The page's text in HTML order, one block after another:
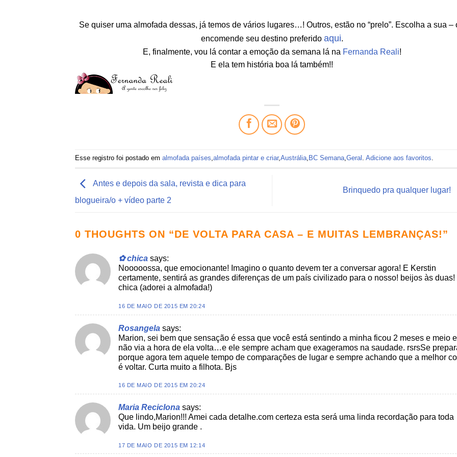
Se quiser uma almofada dessas, já temos de vários lugares…! Outros, estão no “prelo”. Escolha a sua –
encomende seu destino preferido aqui.
E, finalmente, vou lá contar a emoção da semana lá na Fernanda Reali!
E ela tem história boa lá também!!
Esse registro foi postado em almofada países,almofada pintar e criar,Austrália, BC Semana,Geral . Adicione aos favoritos.
Antes e depois da sala, revista e dica para
blogueira/o + vídeo parte 2
Brinquedo pra qualquer lugar!
0 THOUGHTS ON “DE VOLTA PARA CASA – E MUITAS LEMBRANÇAS!”
✿ chica says:
Nooooossa, que emocionante! Imagino o quanto devem ter a conversar agora! E Kerstin
certamente, sentirá as grandes diferenças de um país civilizado para o nosso! beijos às duas!
chica (adorei a almofada!)
16 DE MAIO DE 2015 EM 20:24
Rosangela says:
Marion, sei bem que sensação é essa que você está sentindo a minha ficou 2 meses e meio
não via a hora de ela volta…e ele sempre acham que exageramos na saudade. rsrsSe
porque agora tem aquele tempo de comparações de lugar e sempre achando que a melhor
é voltar. Curta muito a filhota. Bjs
16 DE MAIO DE 2015 EM 20:24
Maria Reciclona says:
Que lindo,Marion!!! Amei cada detalhe.com certeza esta será uma linda recordação para toda
vida. Um beijo grande .
17 DE MAIO DE 2015 EM 12:14